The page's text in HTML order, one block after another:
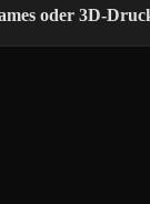
oder 3D-